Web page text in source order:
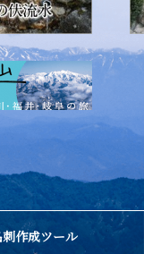
作成ツール